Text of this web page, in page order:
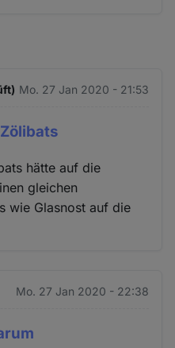
Mo. 27 Jan 2020 - 21:53
hätte auf die
gleichen
wie Glasnost auf die
Mo. 27 Jan 2020 - 22:38